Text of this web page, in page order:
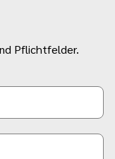
Pflichtfelder.